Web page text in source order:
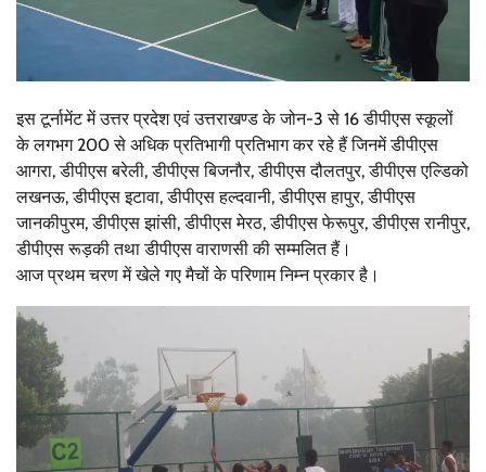
इस टूर्नामेंट में उत्तर प्रदेश एवं उत्तराखण्ड के जोन-3 से 16 डीपीएस स्कूलों
के लगभग 200 से अधिक प्रतिभागी प्रतिभाग कर रहे हैं जिनमें डीपीएस
आगरा, डीपीएस बरेली, डीपीएस बिजनौर, डीपीएस दौलतपुर, डीपीएस एल्डिको
लखनऊ, डीपीएस इटावा, डीपीएस हल्दवानी, डीपीएस हापुर, डीपीएस
जानकीपुरम, डीपीएस झांसी, डीपीएस मेरठ, डीपीएस फेरूपुर, डीपीएस रानीपुर,
डीपीएस रूड़की तथा डीपीएस वाराणसी की सम्मलित हैं।
आज प्रथम चरण में खेले गए मैचों के परिणाम निम्न प्रकार है।